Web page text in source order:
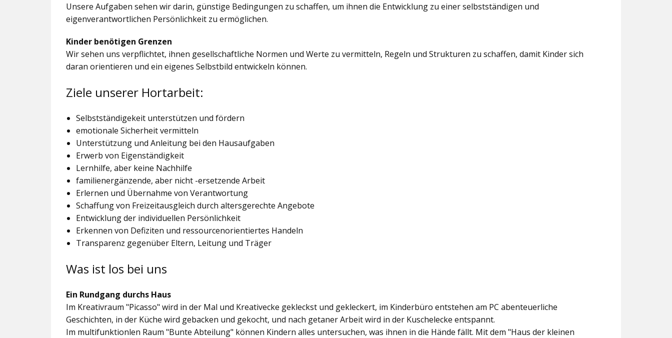
Unsere Aufgaben sehen wir darin, günstige Bedingungen zu schaffen, um ihnen die Entwicklung zu einer selbstständigen und
eigenverantwortlichen Persönlichkeit zu ermöglichen.
Kinder benötigen Grenzen
Wir sehen uns verpflichtet, ihnen gesellschaftliche Normen und Werte zu vermitteln, Regeln und Strukturen zu schaffen, damit Kinder sich
daran orientieren und ein eigenes Selbstbild entwickeln können.
Ziele unserer Hortarbeit:
Selbstständigekeit unterstützen und fördern
emotionale Sicherheit vermitteln
Unterstützung und Anleitung bei den Hausaufgaben
Erwerb von Eigenständigkeit
Lernhilfe, aber keine Nachhilfe
familienergänzende, aber nicht -ersetzende Arbeit
Erlernen und Übernahme von Verantwortung
Schaffung von Freizeitausgleich durch altersgerechte Angebote
Entwicklung der individuellen Persönlichkeit
Erkennen von Defiziten und ressourcenorientiertes Handeln
Transparenz gegenüber Eltern, Leitung und Träger
Was ist los bei uns
Ein Rundgang durchs Haus
Im Kreativraum "Picasso" wird in der Mal und Kreativecke gekleckst und gekleckert, im Kinderbüro entstehen am PC abenteuerliche
Geschichten, in der Küche wird gebacken und gekocht, und nach getaner Arbeit wird in der Kuschelecke entspannt.
Im multifunktionlen Raum "Bunte Abteilung" können Kindern alles untersuchen, was ihnen in die Hände fällt. Mit dem "Haus der kleinen